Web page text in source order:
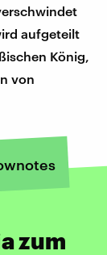
aufgeteilt
König,
von
zum